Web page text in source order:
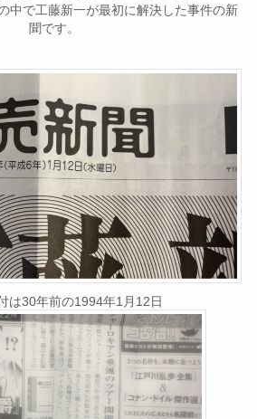
中で工藤新一が最初に解決した事件の新
聞です。
は30年前の1994年1月12日